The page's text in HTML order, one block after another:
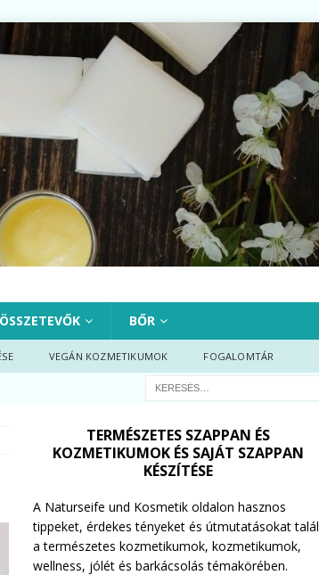
ÖSSZETEVŐK BŐR
VEGÁN KOZMETIKUMOK FOGALOMTÁR
TERMÉSZETES SZAPPAN ÉS
KOZMETIKUMOK ÉS SAJÁT SZAPPAN
KÉSZÍTÉSE
A Naturseife und Kosmetik oldalon hasznos
tippeket, érdekes tényeket és útmutatásokat talál
a természetes kozmetikumok, kozmetikumok,
wellness, jólét és barkácsolás témakörében.